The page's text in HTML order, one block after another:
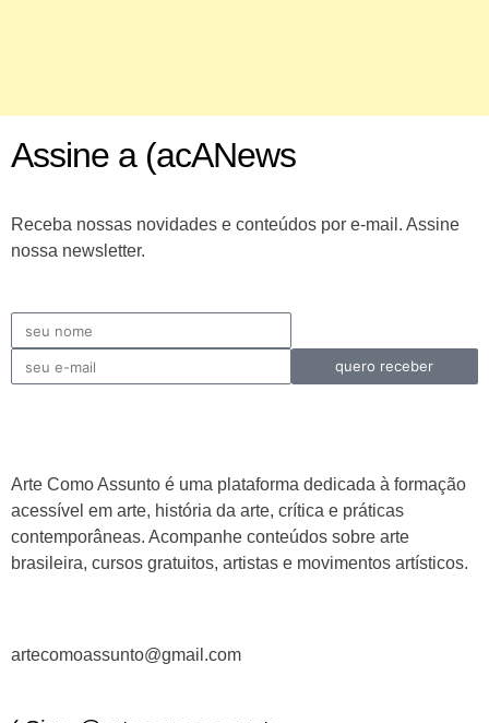
Assine a (acANews
Receba nossas novidades e conteúdos por e-mail. Assine
nossa newsletter.
quero receber
Arte Como Assunto é uma plataforma dedicada à formação
acessível em arte, história da arte, crítica e práticas
contemporâneas. Acompanhe conteúdos sobre arte
brasileira, cursos gratuitos, artistas e movimentos artísticos.
artecomoassunto@gmail.com